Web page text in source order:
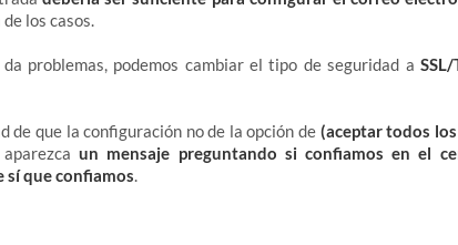
los casos.
problemas, podemos cambiar el tipo de seguridad a SSL/
de que la configuración no de la opción de (aceptar todos
aparezcaun mensaje preguntando si confiamos en el
sí que confiamos.